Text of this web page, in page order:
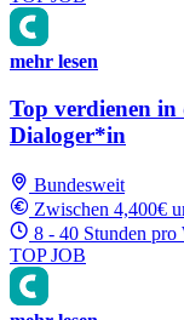
mehr lesen
Top verdienen in
Dialoger*in
Bundesweit
Zwischen 4,400€
8 - 40 Stunden pro
TOP JOB